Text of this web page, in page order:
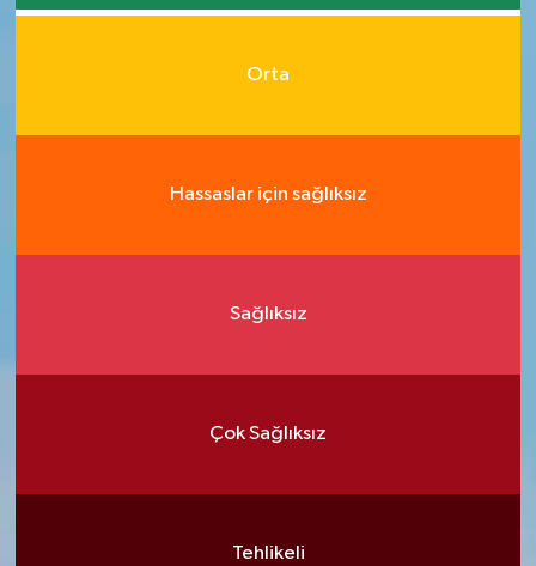
Orta
Hassaslar için sağlıksız
Sağlıksız
Çok Sağlıksız
Tehlikeli